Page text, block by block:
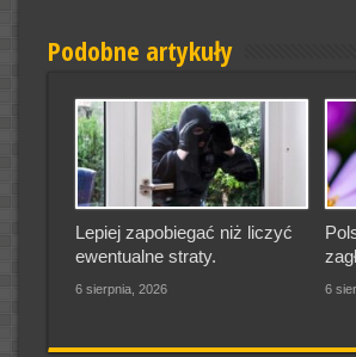
Podobne artykuły
Lepiej zapobiegać niż liczyć
ewentualne straty.
6 sierpnia, 2026 6